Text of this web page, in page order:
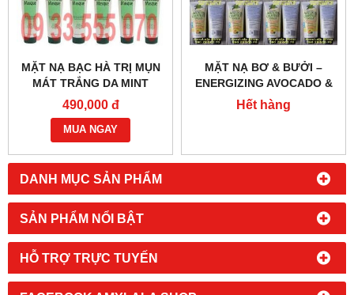
DANH MỤC SẢN PHẨM
SẢN PHẨM NỔI BẬT
HỖ TRỢ TRỰC TUYẾN
MẶT NẠ BẠC HÀ TRỊ MỤN
MÁT TRẮNG DA MINT
JULEP MASQUE 56.7G -
0933555070 - 0902966670
490,000 đ
MUA NGAY
MẶT NẠ BƠ & BƯỞI –
ENERGIZING AVOCADO &
GRAPEFRUIT MASQUE
(MADE IN USA) -
Hết hàng